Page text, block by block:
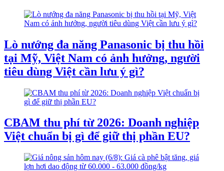
Lò nướng đa năng Panasonic bị thu hồi
tại Mỹ, Việt Nam có ảnh hưởng, người
tiêu dùng Việt cần lưu ý gì?
CBAM thu phí từ 2026: Doanh nghiệp
Việt chuẩn bị gì để giữ thị phần EU?